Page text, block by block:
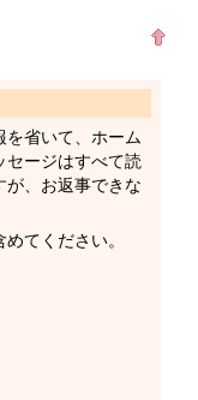
を省いて、ホーム
セージはすべて読
が、お返事できな
てください。